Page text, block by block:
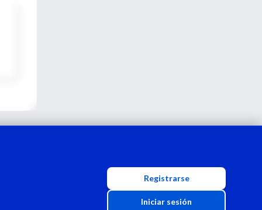
Registrarse
Iniciar sesión